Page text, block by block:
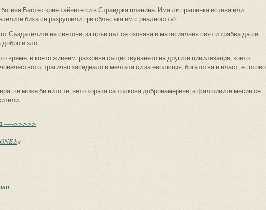
богиня Бастет крие тайните си в Странджа планина. Има ли прашинка истина или
биха се разрушили при сблъсъка им с реалността?
Създателите на светове, за пръв път се озовава в материалния свят и трябва да се
добро и зло.
време, в което живеем, разкрива съществуването на другите цивилизации, които
трагично заседнало в мечтата си за еволюция, богатства и власт, е готово
че може би нито те, нито хората са толкова добронамерени, а фалшивите месии се
----->>>>>